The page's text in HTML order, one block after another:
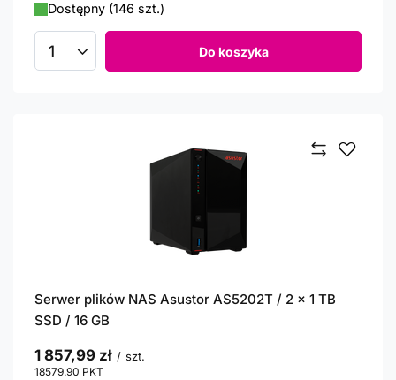
Dostępny (146 szt.)
Ilość produktów Do koszyka
Serwer plików NAS Asustor AS5202T / 2 x 1 TB
SSD / 16 GB
1 857,99 zł / szt.
18579.90 PKT